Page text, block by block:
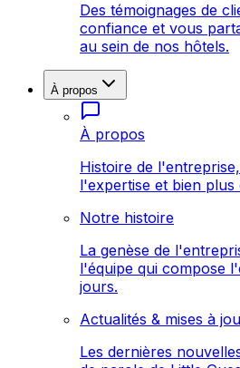
Des témoignages de
confiance et vous
au sein de nos hôtels.
À propos
À propos
Histoire de
l'expertise et bien plus
Notre histoire
La genèse de
l'équipe qui compose
jours.
Actualités & mises à
Les dernières